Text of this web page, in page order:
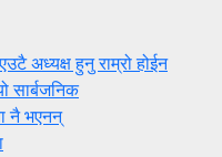
अध्यक्ष हुनु राम्रो होईन
सार्बजनिक
नै भएनन्